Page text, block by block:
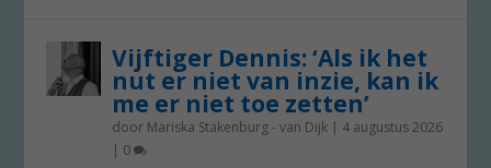
Vijftiger Dennis: ‘Als ik het
nut er niet van inzie, kan ik
me er niet toe zetten’
door Mariska Stakenburg - van Dijk | 4 augustus 2026
| 0